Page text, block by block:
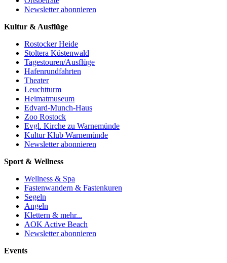
Newsletter abonnieren
Kultur & Ausflüge
Rostocker Heide
Stoltera Küstenwald
Tagestouren/Ausflüge
Hafenrundfahrten
Theater
Leuchtturm
Heimatmuseum
Edvard-Munch-Haus
Zoo Rostock
Evgl. Kirche zu Warnemünde
Kultur Klub Warnemünde
Newsletter abonnieren
Sport & Wellness
Wellness & Spa
Fastenwandern & Fastenkuren
Segeln
Angeln
Klettern & mehr...
AOK Active Beach
Newsletter abonnieren
Events